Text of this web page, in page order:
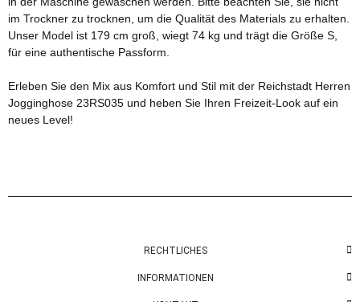
im Trockner zu trocknen, um die Qualität des Materials zu erhalten.
Unser Model ist 179 cm groß, wiegt 74 kg und trägt die Größe S,
für eine authentische Passform.
Erleben Sie den Mix aus Komfort und Stil mit der Reichstadt Herren
Jogginghose 23RS035 und heben Sie Ihren Freizeit-Look auf ein
neues Level!
RECHTLICHES
INFORMATIONEN